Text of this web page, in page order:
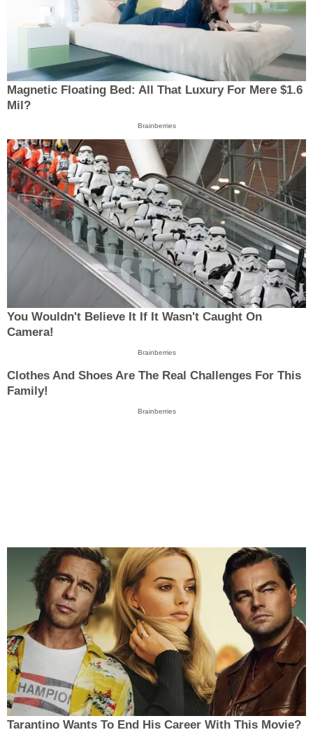
Magnetic Floating Bed: All That Luxury For Mere $1.6
Mil?
Brainberries
You Wouldn't Believe It If It Wasn't Caught On
Camera!
Brainberries
Clothes And Shoes Are The Real Challenges For This
Family!
Brainberries
Tarantino Wants To End His Career With This Movie?